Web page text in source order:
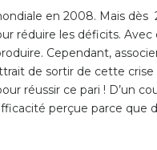
en 2008. Mais dès
réduire les déficits.
Cependant,
de sortir de cette crise
réussir ce pari ! D’un
perçue parce que